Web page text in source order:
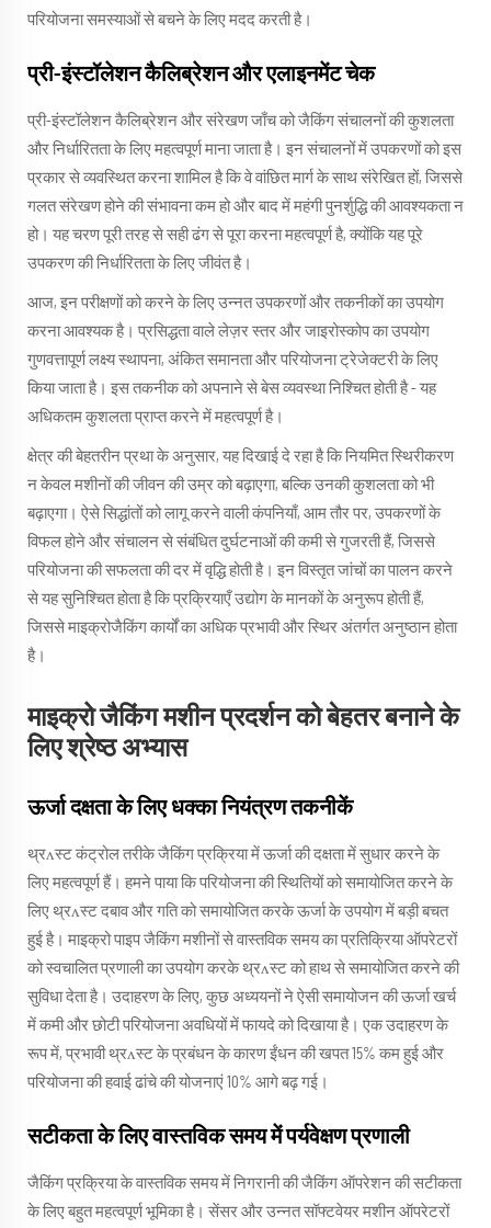
परियोजना समस्याओं से बचने के लिए मदद करती है।
प्री-इंस्टॉलेशन कैलिब्रेशन और एलाइनमेंट चेक
प्री-इंस्टॉलेशन कैलिब्रेशन और संरेखण जाँच को जैकिंग संचालनों की कुशलता
और निर्धारितता के लिए महत्वपूर्ण माना जाता है। इन संचालनों में उपकरणों को इस
प्रकार से व्यवस्थित करना शामिल है कि वे वांछित मार्ग के साथ संरेखित हों, जिससे
गलत संरेखण होने की संभावना कम हो और बाद में महंगी पुनर्शुद्धि की आवश्यकता न
हो। यह चरण पूरी तरह से सही ढंग से पूरा करना महत्वपूर्ण है, क्योंकि यह पूरे
उपकरण की निर्धारितता के लिए जीवंत है।
आज, इन परीक्षणों को करने के लिए उन्नत उपकरणों और तकनीकों का उपयोग
करना आवश्यक है। प्रसिद्धता वाले लेज़र स्तर और जाइरोस्कोप का उपयोग
गुणवत्तापूर्ण लक्ष्य स्थापना, अंकित समानता और परियोजना ट्रेजेक्टरी के लिए
किया जाता है। इस तकनीक को अपनाने से बेस व्यवस्था निश्चित होती है - यह
अधिकतम कुशलता प्राप्त करने में महत्वपूर्ण है।
क्षेत्र की बेहतरीन प्रथा के अनुसार, यह दिखाई दे रहा है कि नियमित स्थिरीकरण
न केवल मशीनों की जीवन की उम्र को बढ़ाएगा, बल्कि उनकी कुशलता को भी
बढ़ाएगा। ऐसे सिद्धांतों को लागू करने वाली कंपनियाँ, आम तौर पर, उपकरणों के
विफल होने और संचालन से संबंधित दुर्घटनाओं की कमी से गुजरती हैं, जिससे
परियोजना की सफलता की दर में वृद्धि होती है। इन विस्तृत जांचों का पालन करने
से यह सुनिश्चित होता है कि प्रक्रियाएँ उद्योग के मानकों के अनुरूप होती हैं,
जिससे माइक्रोजैकिंग कार्यों का अधिक प्रभावी और स्थिर अंतर्गत अनुष्ठान होता
है।
माइक्रो जैकिंग मशीन प्रदर्शन को बेहतर बनाने के
लिए श्रेष्ठ अभ्यास
ऊर्जा दक्षता के लिए धक्का नियंत्रण तकनीकें
थ्रʌस्ट कंट्रोल तरीके जैकिंग प्रक्रिया में ऊर्जा की दक्षता में सुधार करने के
लिए महत्वपूर्ण हैं। हमने पाया कि परियोजना की स्थितियों को समायोजित करने के
लिए थ्रʌस्ट दबाव और गति को समायोजित करके ऊर्जा के उपयोग में बड़ी बचत
हुई है। माइक्रो पाइप जैकिंग मशीनों से वास्तविक समय का प्रतिक्रिया ऑपरेटरों
को स्वचालित प्रणाली का उपयोग करके थ्रʌस्ट को हाथ से समायोजित करने की
सुविधा देता है। उदाहरण के लिए, कुछ अध्ययनों ने ऐसी समायोजन की ऊर्जा खर्च
में कमी और छोटी परियोजना अवधियों में फायदे को दिखाया है। एक उदाहरण के
रूप में, प्रभावी थ्रʌस्ट के प्रबंधन के कारण ईंधन की खपत 15% कम हुई और
परियोजना की हवाई ढांचे की योजनाएं 10% आगे बढ़ गई।
सटीकता के लिए वास्तविक समय में पर्यवेक्षण प्रणाली
जैकिंग प्रक्रिया के वास्तविक समय में निगरानी की जैकिंग ऑपरेशन की सटीकता
के लिए बहुत महत्वपूर्ण भूमिका है। सेंसर और उन्नत सॉफ्टवेयर मशीन ऑपरेटरों